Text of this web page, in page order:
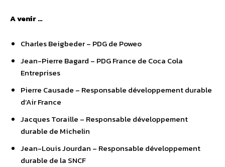
A venir …
Charles Beigbeder – PDG de Poweo
Jean-Pierre Bagard – PDG France de Coca Cola
Entreprises
Pierre Causade – Responsable développement durable
d’Air France
Jacques Toraille – Responsable développement
durable de Michelin
Jean-Louis Jourdan – Responsable développement
durable de la SNCF